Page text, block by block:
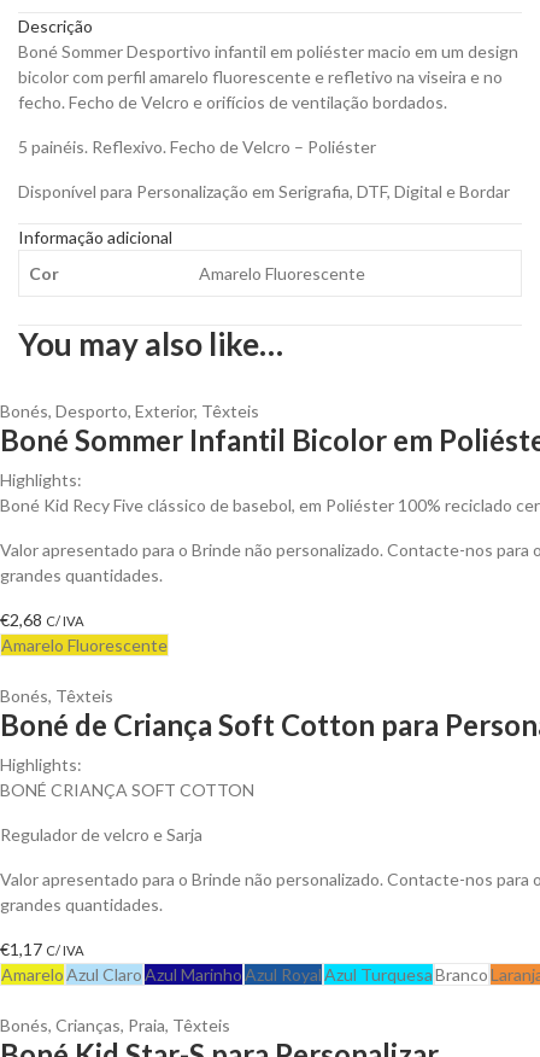
Personalizar
quantity
Descrição
Boné Sommer Desportivo infantil em poliéster macio em um design
bicolor com perfil amarelo fluorescente e refletivo na viseira e no
fecho. Fecho de Velcro e orifícios de ventilação bordados.
5 painéis. Reflexivo. Fecho de Velcro – Poliéster
Disponível para Personalização em Serigrafia, DTF, Digital e Bordar
Informação adicional
Cor
Amarelo Fluorescente
You may also like…
Bonés, Desporto, Exterior, Têxteis
Boné Sommer Infantil Bicolor em
Highlights:
Boné Kid Recy Five clássico de basebol, em Poliéster 100% reciclado
Valor apresentado para o Brinde não personalizado. Contacte-nos
grandes quantidades.
€2,68 C/ IVA
Amarelo Fluorescente
Bonés, Têxteis
Boné de Criança Soft Cotton para
Highlights:
BONÉ CRIANÇA SOFT COTTON
Regulador de velcro e Sarja
Valor apresentado para o Brinde não personalizado. Contacte-nos
grandes quantidades.
€1,17 C/ IVA
AmareloAzul ClaroAzul MarinhoAzul RoyalAzul TurquesaBranco
Bonés, Crianças, Praia, Têxteis